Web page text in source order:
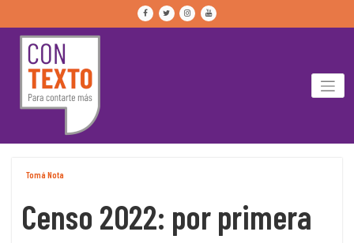
content
Tomá Nota
Censo 2022: por primera